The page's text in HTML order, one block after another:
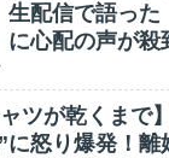
生配信で語っ
に心配の声が殺
ャツが乾くまで
に怒り爆発！離